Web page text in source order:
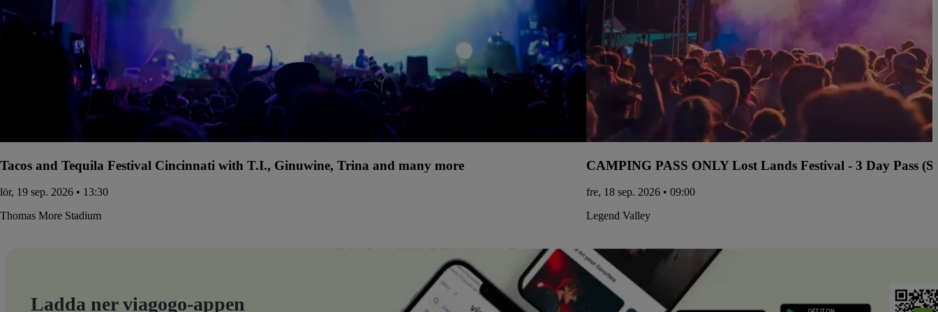
Tacos and Tequila Festival Cincinnati with T.I., Ginuwine, Trina and many more
lör, 19 sep. 2026 • 13:30
Thomas More Stadium
CAMPING PASS ONLY Lost Lands Festival - 3 Day Pass
fre, 18 sep. 2026 • 09:00
Legend Valley
Ladda ner viagogo-appen